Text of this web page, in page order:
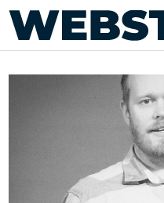
Skip
content